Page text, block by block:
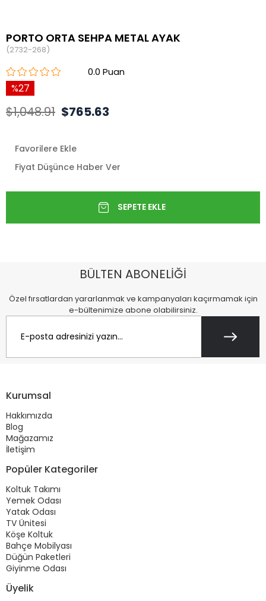
PORTO ORTA SEHPA METAL AYAK
(2732-268)
0.0
27
$1,048.91 $765.63
Favorilere Ekle
Fiyat Düşünce Haber Ver
BÜLTEN ABONELİĞİ
Özel fırsatlardan yararlanmak ve kampanyaları kaçırmamak için
e-bültenimize abone olabilirsiniz.
Kurumsal
Hakkımızda
Blog
Mağazamız
İletişim
Popüler Kategoriler
Koltuk Takımı
Yemek Odası
Yatak Odası
TV Ünitesi
Köşe Koltuk
Bahçe Mobilyası
Düğün Paketleri
Giyinme Odası
Üyelik